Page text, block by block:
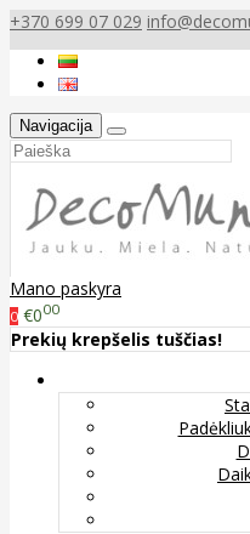
+370 699 07 029
Navigacija
Mano paskyra
0 €000
Prekių krepšelis tuščias!